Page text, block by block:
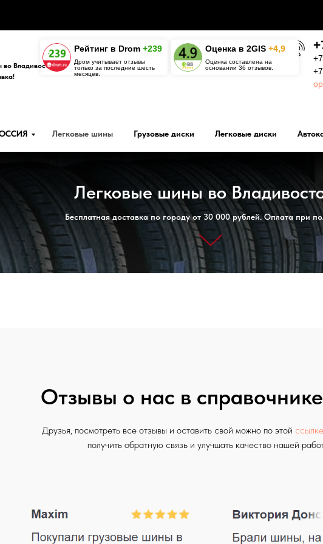
во Владивостоке
Оценка в 2GIS +4,9
Оценка составлена на
основании 36 отзывов.
Рейтинг в Drom +239
Дром учитывает отзывы
только за последние шесть
месяцев.
Легковые шины Грузовые диски Легковые диски
Легковые шины во
Бесплатная доставка по городу от 30 000 рублей. Оплата при
Отзывы о нас в
Друзья, посмотреть все отзывы и оставить свой можно по этой ссылке
получить обратную связь и улучшать качество нашей